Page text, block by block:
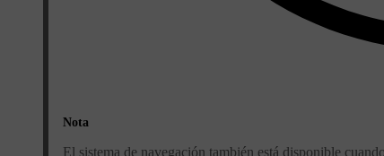
Nota
El sistema de navegación también está disponible